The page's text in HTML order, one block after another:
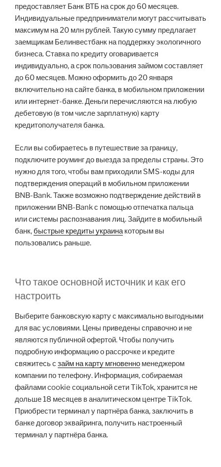
предоставляет Банк ВТБ на срок до 60 месяцев.
Индивидуальные предприниматели могут рассчитывать
максимум на 20 млн рублей. Такую сумму предлагает
заемщикам Белинвестбанк на поддержку экологичного
бизнеса. Ставка по кредиту оговаривается
индивидуально, а срок пользования займом составляет
до 60 месяцев. Можно оформить до 20 января
включительно на сайте банка, в мобильном приложении
или интернет-банке. Деньги перечисляются на любую
дебетовую (в том числе зарплатную) карту
кредитополучателя банка.
Если вы собираетесь в путешествие за границу,
подключите роуминг до выезда за пределы страны. Это
нужно для того, чтобы вам приходили SMS-коды для
подтверждения операций в мобильном приложении
BNB-Bank. Также возможно подтверждение действий в
приложении BNB-Bank с помощью отпечатка пальца
или системы распознавания лиц. Зайдите в мобильный
банк,быстрые кредиты украинакоторым вы
пользовались раньше.
Что такое основной источник и как его
настроить
Выберите банковскую карту с максимально выгодными
для вас условиями. Цены приведены справочно и не
являются публичной офертой. Чтобы получить
подробную информацию о рассрочке и кредите
свяжитесь с займ на карту мгновенно менеджером
компании по телефону. Информация, собираемая
файлами cookie социальной сети TikTok, хранится не
дольше 18 месяцев в аналитическом центре TikTok.
Приобрести терминал у партнёра банка, заключить в
банке договор эквайринга, получить настроенный
терминал у партнёра банка.